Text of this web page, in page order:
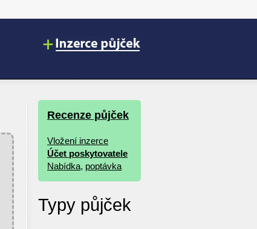
Recenze půjček
Vložení inzerce
Účet poskytovatele
Nabídka, poptávka
Typy půjček